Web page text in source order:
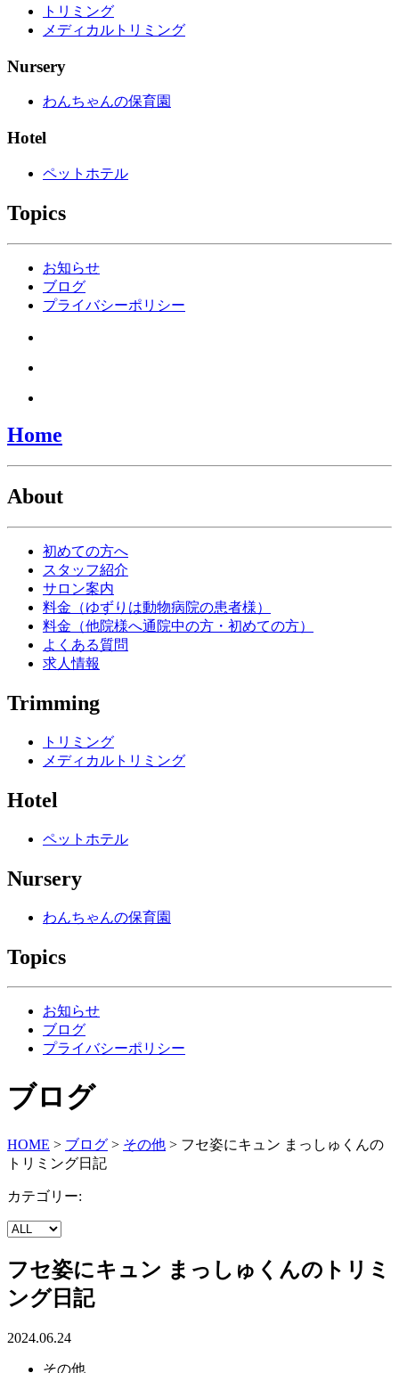
トリミング
メディカルトリミング
Nursery
わんちゃんの保育園
Hotel
ペットホテル
Topics
お知らせ
ブログ
プライバシーポリシー
Home
About
初めての方へ
スタッフ紹介
サロン案内
料金（ゆずりは動物病院の患者様）
料金（他院様へ通院中の方・初めての方）
よくある質問
求人情報
Trimming
トリミング
メディカルトリミング
Hotel
ペットホテル
Nursery
わんちゃんの保育園
Topics
お知らせ
ブログ
プライバシーポリシー
ブログ
HOME > ブログ > その他 > フセ姿にキュン まっしゅくんの
トリミング日記
カテゴリー:
フセ姿にキュン まっしゅくんのトリミ
ング日記
2024.06.24
その他